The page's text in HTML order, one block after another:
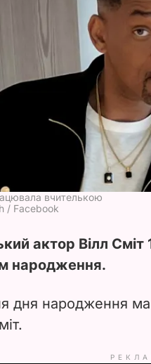
вчителькою
/ Facebook
актор Вілл Сміт
народження.
дня народження